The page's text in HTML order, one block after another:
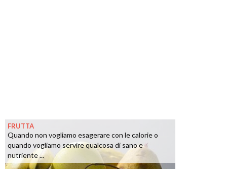
FRUTTA
Quando non vogliamo esagerare con le calorie o
quando vogliamo servire qualcosa di sano e
nutriente ...